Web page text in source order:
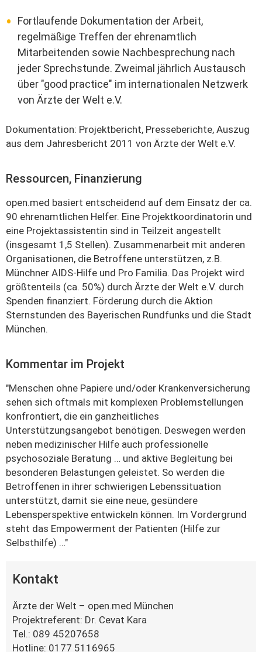
Fortlaufende Dokumentation der Arbeit,
regelmäßige Treffen der ehrenamtlich
Mitarbeitenden sowie Nachbesprechung nach
jeder Sprechstunde. Zweimal jährlich Austausch
über "good practice" im internationalen Netzwerk
von Ärzte der Welt e.V.
Dokumentation: Projektbericht, Presseberichte, Auszug
aus dem Jahresbericht 2011 von Ärzte der Welt e.V.
Ressourcen, Finanzierung
open.med basiert entscheidend auf dem Einsatz der ca.
90 ehrenamtlichen Helfer. Eine Projektkoordinatorin und
eine Projektassistentin sind in Teilzeit angestellt
(insgesamt 1,5 Stellen). Zusammenarbeit mit anderen
Organisationen, die Betroffene unterstützen, z.B.
Münchner AIDS-Hilfe und Pro Familia. Das Projekt wird
größtenteils (ca. 50%) durch Ärzte der Welt e.V. durch
Spenden finanziert. Förderung durch die Aktion
Sternstunden des Bayerischen Rundfunks und die Stadt
München.
Kommentar im Projekt
"Menschen ohne Papiere und/oder Krankenversicherung
sehen sich oftmals mit komplexen Problemstellungen
konfrontiert, die ein ganzheitliches
Unterstützungsangebot benötigen. Deswegen werden
neben medizinischer Hilfe auch professionelle
psychosoziale Beratung … und aktive Begleitung bei
besonderen Belastungen geleistet. So werden die
Betroffenen in ihrer schwierigen Lebenssituation
unterstützt, damit sie eine neue, gesündere
Lebensperspektive entwickeln können. Im Vordergrund
steht das Empowerment der Patienten (Hilfe zur
Selbsthilfe) …"
Kontakt
Ärzte der Welt – open.med München
Projektreferent: Dr. Cevat Kara
Tel.: 089 45207658
Hotline: 0177 5116965